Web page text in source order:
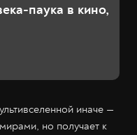
паука в кино,
иначе —
но получает к